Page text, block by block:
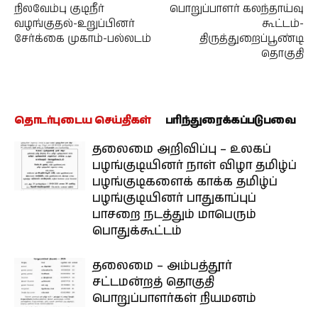
நிலவேம்பு குடிநீர்
வழங்குதல்-உறுப்பினர்
சேர்க்கை முகாம்-பல்லடம்
பொறுப்பாளர் கலந்தாய்வு
கூட்டம்-
திருத்துறைப்பூண்டி
தொகுதி
தொடர்புடைய செய்திகள் பரிந்துரைக்கப்படுபவை
தலைமை அறிவிப்பு – உலகப்
பழங்குடியினர் நாள் விழா தமிழ்ப்
பழங்குடிகளைக் காக்க தமிழ்ப்
பழங்குடியினர் பாதுகாப்புப்
பாசறை நடத்தும் மாபெரும்
பொதுக்கூட்டம்
தலைமை – அம்பத்தூர்
சட்டமன்றத் தொகுதி
பொறுப்பாளர்கள் நியமனம்